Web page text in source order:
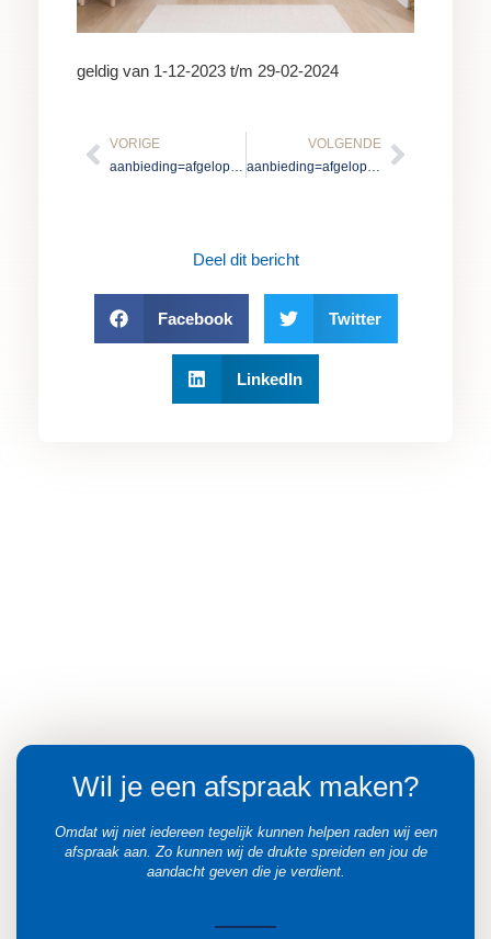
geldig van 1-12-2023 t/m 29-02-2024
Vorige
VORIGE
VOLGENDE
aanbieding=afgelopen
Deel dit bericht
Facebook Twitter
LinkedIn
Wil je een afspraak maken?
Omdat wij niet iedereen tegelijk kunnen helpen raden wij een
afspraak aan. Zo kunnen wij de drukte spreiden en jou de
aandacht geven die je verdient.